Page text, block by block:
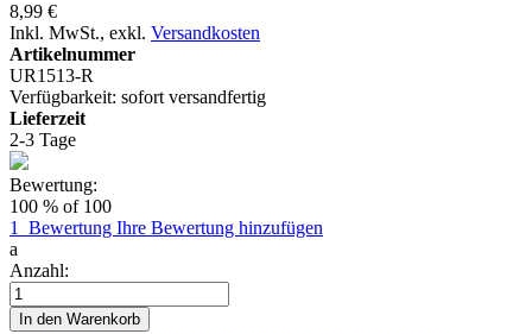
8,99 €
Inkl. MwSt., exkl. Versandkosten
Artikelnummer
UR1513-R
Verfügbarkeit: sofort versandfertig
Lieferzeit
2-3 Tage
Bewertung:
100 % of 100
1
Bewertung Ihre Bewertung hinzufügen
a
Anzahl:
In den Warenkorb